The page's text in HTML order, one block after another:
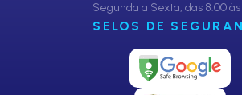
Segunda a Sexta, das 8:00 às
SELOS DE